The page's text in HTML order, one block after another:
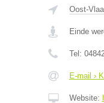
Oost-
Einde
Tel:
E-mail ›
Website: